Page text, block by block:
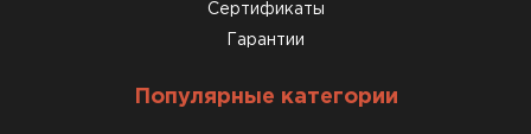
Сертификаты
Гарантии
Популярные категории
ПЕРЕЙТИ
Утеплитель Knauf